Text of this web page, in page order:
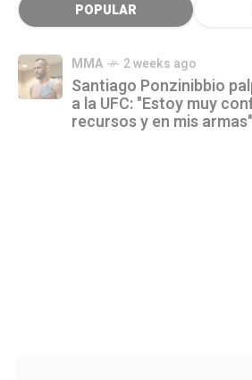
POPULAR
MMA 2 weeks ago
Santiago Ponzinibbio
a la UFC: "Estoy muy
recursos y en mis armas"